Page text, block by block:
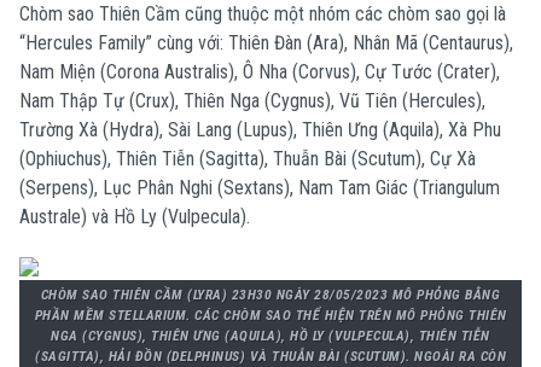
Chòm sao Thiên Cầm cũng thuộc một nhóm các chòm sao gọi là
“Hercules Family” cùng với: Thiên Đàn (Ara), Nhân Mã (Centaurus),
Nam Miện (Corona Australis), Ô Nha (Corvus), Cự Tước (Crater),
Nam Thập Tự (Crux), Thiên Nga (Cygnus), Vũ Tiên (Hercules),
Trường Xà (Hydra), Sài Lang (Lupus), Thiên Ưng (Aquila), Xà Phu
(Ophiuchus), Thiên Tiễn (Sagitta), Thuẫn Bài (Scutum), Cự Xà
(Serpens), Lục Phân Nghi (Sextans), Nam Tam Giác (Triangulum
Australe) và Hồ Ly (Vulpecula).
CHÒM SAO THIÊN CẦM (LYRA) 23H30 NGÀY 28/05/2023 MÔ PHỎNG BẰNG
PHẦN MỀM STELLARIUM. CÁC CHÒM SAO THỂ HIỆN TRÊN MÔ PHỎNG THIÊN
NGA (CYGNUS), THIÊN ƯNG (AQUILA), HỒ LY (VULPECULA), THIÊN TIỄN
(SAGITTA), HẢI ĐỒN (DELPHINUS) VÀ THUẪN BÀI (SCUTUM). NGOÀI RA CÒN